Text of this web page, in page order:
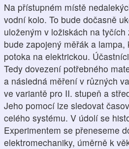
Na přístupném místě
vodní kolo. To bude dočasně
uloženým v ložiskách na
bude zapojený měřák a
potoka na elektrickou.
Tedy dovezení potřebného
a následná měření v různých
ve variantě pro II. stupeň a
Jeho pomocí lze sledovat
celého systému. V údolí se
Experimentem se přeneseme
elektromechaniky, úměrně k